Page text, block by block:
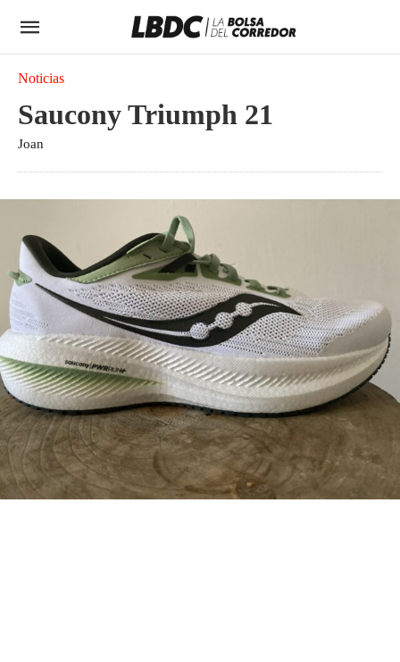
Noticias
Saucony Triumph 21
Joan